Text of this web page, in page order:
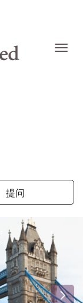
提问